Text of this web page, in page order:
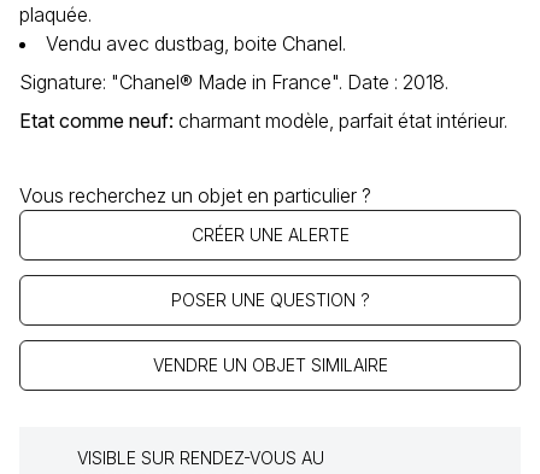
plaquée.
Vendu avec dustbag, boite Chanel.
Signature: "Chanel® Made in France". Date : 2018.
Etat comme neuf: charmant modèle, parfait état intérieur.
Vous recherchez un objet en particulier ?
CRÉER UNE ALERTE
POSER UNE QUESTION ?
VENDRE UN OBJET SIMILAIRE
VISIBLE SUR RENDEZ-VOUS AU